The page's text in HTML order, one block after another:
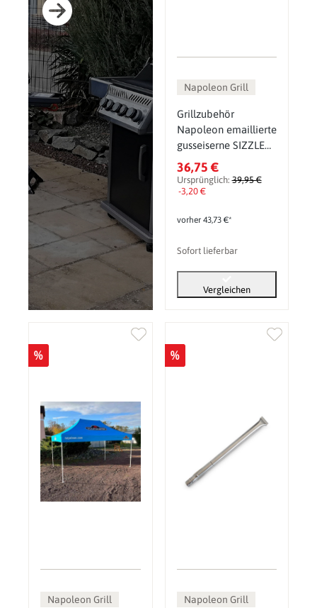
Napoleon Grill
Grillzubehör
Napoleon emaillierte
gusseiserne SIZZLE
ZONE Grillpfanne,
quadratisch 25x25
cm
36,75 €
Ursprünglich:39,95 €
-3,20 €
vorher 43,73 €*
Sofort lieferbar
Vergleichen
%
Napoleon Grill
%
Napoleon Grill